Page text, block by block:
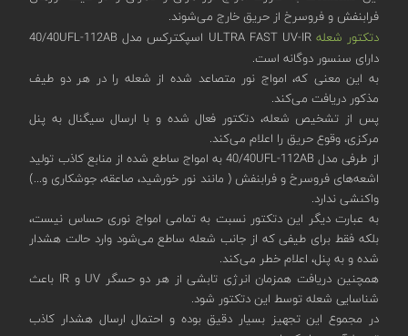
فرابنفش و فروسرخ از حریق خارج می‌شوند.
دتکتور شعله
ULTRA FAST UV-IR اسپکترکس مدل 40/40UFL-112AB
دارای سنسور دوگانه‌ است.
به این معنی که، امواج نور متصاعد شده از شعله را در هر دو طیف
مذکور دریافت می‌کند.
پس از تشخیص شعله، دتکتور فعال شده و با ارسال سیگنال به پنل
مرکزی، وقوع حریق را اعلام می‌کند.
از طرفی مدل 40/40UFL-112AB به امواج ساطع شده از منابع کاذب تولید
اشعه‌های فروسرخ و فرابنفش ( مانند نور خورشید، صاعقه، جوشکاری و...)
واکنشی ندارد.
به عبارت دیگر این دتکتور نسبت به تمامی امواج نوری حساس نیست،
بلکه فقط برای طیفی که از جانب شعله ساطع می‌شود وارد حالت هشدار
شده و به پنل، اعلام خطر می‌کند.
همچنین دریافت همزمان انرژی تابشی از هر دو حسگر UV و IR باعث
شناسایی شعله توسط این دتکتور شود.
در مجموع این تجهیز بسیار دقیق بوده و احتمال ارسال هشدار کاذب